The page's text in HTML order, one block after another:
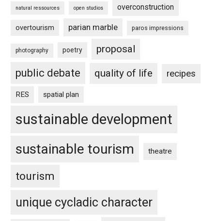
natural ressources open studios overconstruction
overtourism parian marble paros impressions
photography poetry proposal
public debate quality of life recipes
RES spatial plan
sustainable development
sustainable tourism theatre
tourism
unique cycladic character